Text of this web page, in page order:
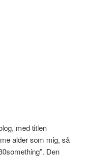
med titlen
alder som mig, så
Den